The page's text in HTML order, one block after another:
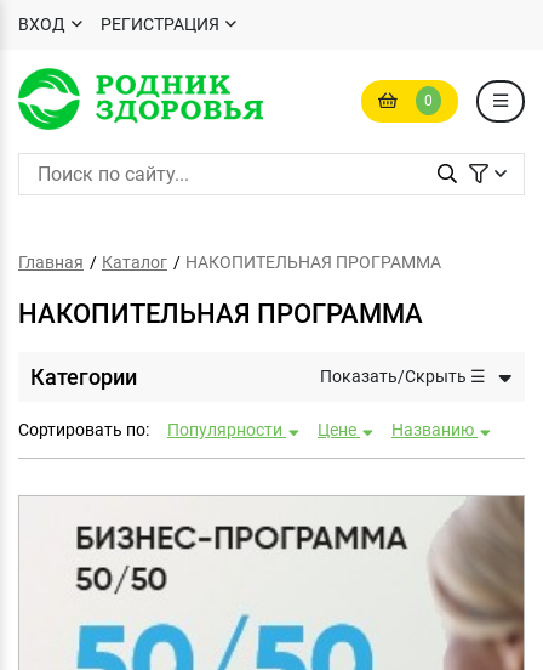
ВХОД РЕГИСТРАЦИЯ
0
Главная Каталог НАКОПИТЕЛЬНАЯ ПРОГРАММА
НАКОПИТЕЛЬНАЯ ПРОГРАММА
Категории Показать/Скрыть ☰
Сортировать по: Популярности Цене Названию